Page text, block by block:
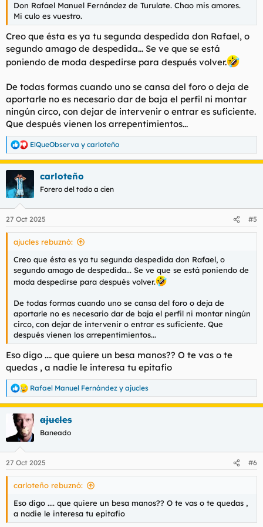
Don Rafael Manuel Fernández de Turulate. Chao mis amores.
Mi culo es vuestro.
Creo que ésta es ya tu segunda despedida don Rafael, o
segundo amago de despedida... Se ve que se está
poniendo de moda despedirse para después volver.
De todas formas cuando uno se cansa del foro o deja de
aportarle no es necesario dar de baja el perfil ni montar
ningún circo, con dejar de intervenir o entrar es suficiente.
Que después vienen los arrepentimientos...
R
e
a
c
e
s
ElQueObserva y carloteño
carloteño
Forero del todo a cien
27 Oct 2025 #5
ajucles rebuznó:
Creo que ésta es ya tu segunda despedida don Rafael, o
segundo amago de despedida... Se ve que se está poniendo de
moda despedirse para después volver.
De todas formas cuando uno se cansa del foro o deja de
aportarle no es necesario dar de baja el perfil ni montar ningún
circo, con dejar de intervenir o entrar es suficiente. Que
después vienen los arrepentimientos...
Eso digo .... que quiere un besa manos?? O te vas o te
quedas , a nadie le interesa tu epitafio
R
e
a
c
i
e
s
Rafael Manuel Fernández y ajucles
ajucles
Baneado
27 Oct 2025 #6
carloteño rebuznó:
Eso digo .... que quiere un besa manos?? O te vas o te quedas ,
a nadie le interesa tu epitafio